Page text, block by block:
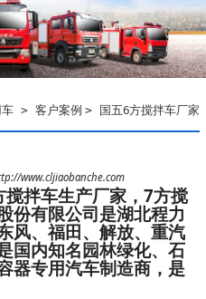
> 客户案例 > 国五6方搅拌车厂家
www.cljiaobanche.com
拌车生产厂家，7方搅
份有限公司是湖北程力
风、福田、解放、重汽
国内知名园林绿化、石
器专用汽车制造商，是